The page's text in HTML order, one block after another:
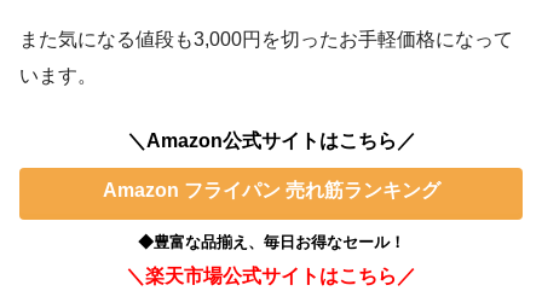
また気になる値段も3,000円を切ったお手軽価格になって
います。
＼Amazon公式サイトはこちら／
Amazon フライパン 売れ筋ランキング
◆豊富な品揃え、毎日お得なセール！
＼楽天市場公式サイトはこちら／